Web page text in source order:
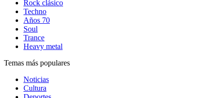
Rock clásico
Techno
Años 70
Soul
Trance
Heavy metal
Temas más populares
Noticias
Cultura